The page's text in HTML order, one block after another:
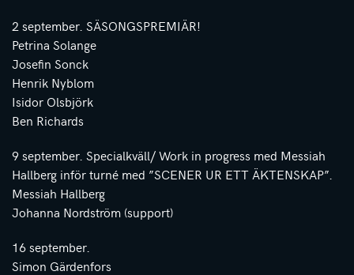
2 september. SÄSONGSPREMIÄR!
Petrina Solange
Josefin Sonck
Henrik Nyblom
Isidor Olsbjörk
Ben Richards
9 september. Specialkväll/ Work in progress med Messiah
Hallberg inför turné med ”SCENER UR ETT ÄKTENSKAP”.
Messiah Hallberg
Johanna Nordström (support)
16 september.
Simon Gärdenfors